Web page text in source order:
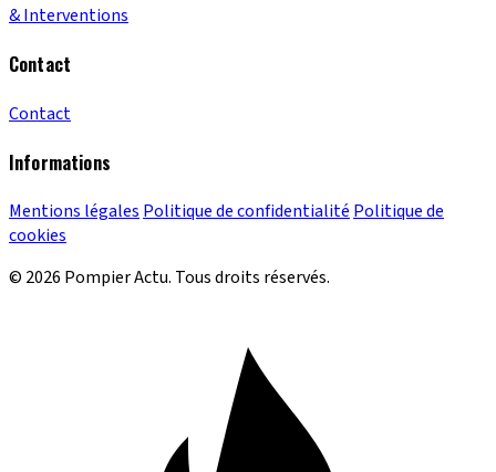
& Interventions
Contact
Contact
Informations
Mentions légales Politique de confidentialité Politique de
cookies
© 2026 Pompier Actu. Tous droits réservés.